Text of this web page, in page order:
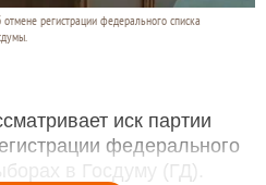
регистрации федерального списка
иск партии
федерального
в Госдуму (ГД).